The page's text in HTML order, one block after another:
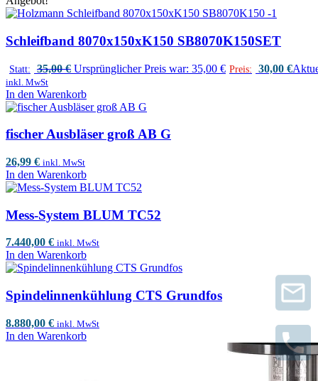
Schleifband 8070x150xK150 SB8070K150SET
Statt: 35,00€ Ursprünglicher Preis war: 35,00 € Preis: 30,00 €
inkl. MwSt
In den Warenkorb
fischer Ausbläser groß AB G
26,99 € inkl. MwSt
In den Warenkorb
Mess-System BLUM TC52
7.440,00 € inkl. MwSt
In den Warenkorb
Spindelinnenkühlung CTS Grundfos
8.880,00 € inkl. MwSt
In den Warenkorb